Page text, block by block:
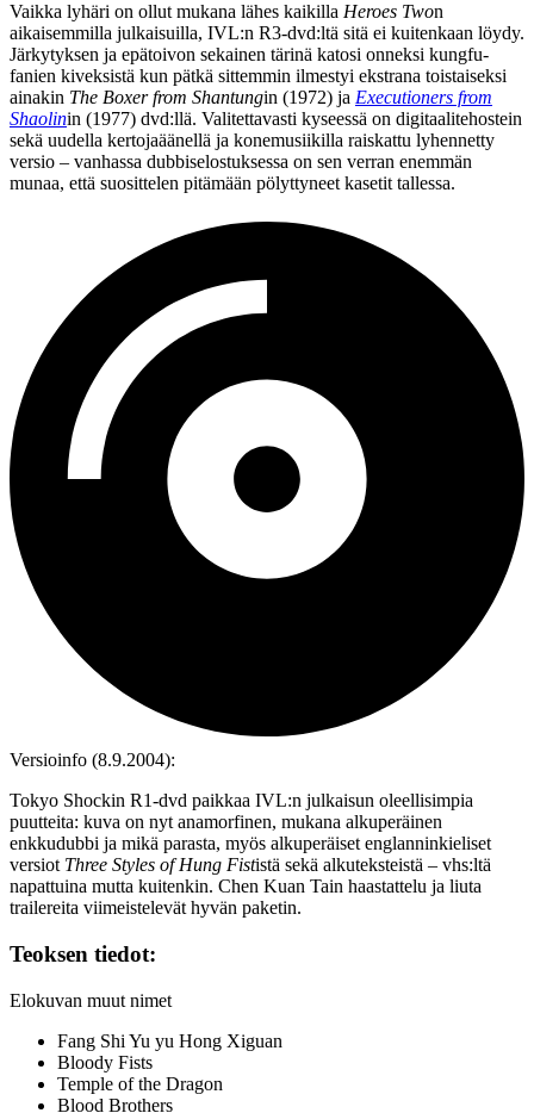
Vaikka lyhäri on ollut mukana lähes kaikilla Heroes Twon
aikaisemmilla julkaisuilla, IVL:n R3-dvd:ltä sitä ei kuitenkaan löydy.
Järkytyksen ja epätoivon sekainen tärinä katosi onneksi kungfu-
fanien kiveksistä kun pätkä sittemmin ilmestyi ekstrana toistaiseksi
ainakin The Boxer from Shantungin (1972) ja Executioners from
Shaolinin (1977) dvd:llä. Valitettavasti kyseessä on digitaalitehostein
sekä uudella kertojaäänellä ja konemusiikilla raiskattu lyhennetty
versio – vanhassa dubbiselostuksessa on sen verran enemmän
munaa, että suosittelen pitämään pölyttyneet kasetit tallessa.
Versioinfo (8.9.2004):
Tokyo Shockin R1‑dvd paikkaa IVL:n julkaisun oleellisimpia
puutteita: kuva on nyt anamorfinen, mukana alkuperäinen
enkkudubbi ja mikä parasta, myös alkuperäiset englanninkieliset
versiot Three Styles of Hung Fististä sekä alkuteksteistä – vhs:ltä
napattuina mutta kuitenkin. Chen Kuan Tain haastattelu ja liuta
trailereita viimeistelevät hyvän paketin.
Teoksen tiedot:
Elokuvan muut nimet
Fang Shi Yu yu Hong Xiguan
Bloody Fists
Temple of the Dragon
Blood Brothers